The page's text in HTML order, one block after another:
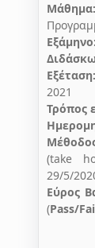
Μάθημα:
Εξάμηνο:
Εξέταση:
2021
Τρόπος
(take
29/5/
Εύρος
(Pass/